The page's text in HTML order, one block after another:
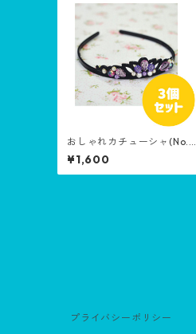
おしゃれカチューシャ(No.3
ティアラ) 3個セット
¥1,600
プライバシーポリシー